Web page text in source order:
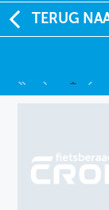
NIEUWS
KENNISBANK
OVER
THEMASITES
TERUG
2002
2 resultaten
1